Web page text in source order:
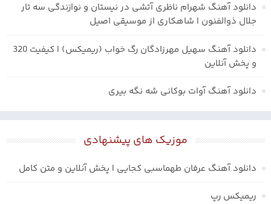
دانلود آهنگ شهرام ناظری آتشی در نیستان و نوازندگی سه تار
جلال ذوالفنون | شاهکاری از موسیقی اصیل
دانلود آهنگ سهیل مهرزادگان رگ خواب (ریمیکس) | کیفیت 320
و پخش آنلاین
دانلود آهنگ آوات بوکانی شه نگه بیری
موزیک های پیشنهادی
دانلود آهنگ عرفان طهماسبی کجایی | پخش آنلاین و متن کامل
ریمیکس رپ